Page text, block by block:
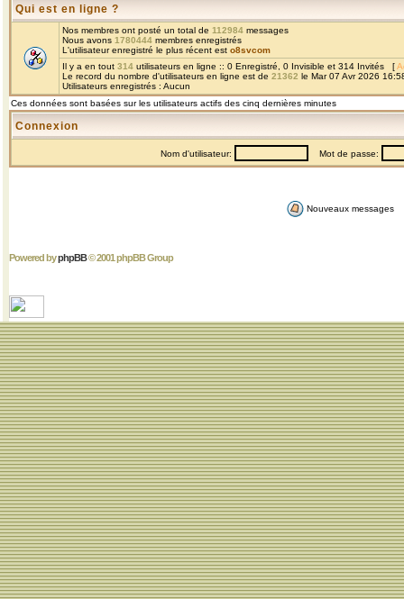
Qui est en ligne ?
Nos membres ont posté un total de 112984 messages
Nous avons 1780444 membres enregistrés
L'utilisateur enregistré le plus récent est o8svcom
Il y a en tout 314 utilisateurs en ligne :: 0 Enregistré, 0 Invisible et 314 Invités [
Le record du nombre d'utilisateurs en ligne est de 21362 le Mar 07 Avr 2026
Utilisateurs enregistrés : Aucun
Ces données sont basées sur les utilisateurs actifs des cinq dernières minutes
Connexion
Nom d'utilisateur: Mot de passe:
Nouveaux messages
Powered byphpBB© 2001 phpBB Group